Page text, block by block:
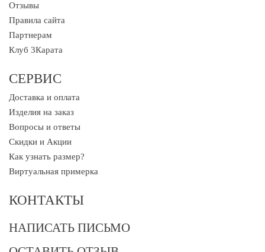
Отзывы
Правила сайта
Партнерам
Клуб 3Карата
СЕРВИС
Доставка и оплата
Изделия на заказ
Вопросы и ответы
Скидки и Акции
Как узнать размер?
Виртуальная примерка
КОНТАКТЫ
НАПИСАТЬ ПИСЬМО